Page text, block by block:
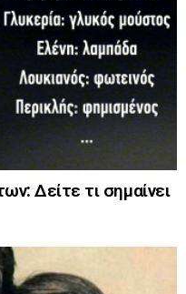
Δείτε τι σημαίνει